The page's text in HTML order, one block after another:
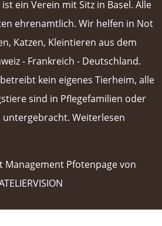
ein Verein mit Sitz in Basel. Alle
ehrenamtlich. Wir helfen in Not
Katzen, Kleintieren aus dem
- Frankreich - Deutschland.
kein eigenes Tierheim, alle
sind in Pflegefamilien oder
untergebracht. Weiterlesen
Management Pfotenpage von